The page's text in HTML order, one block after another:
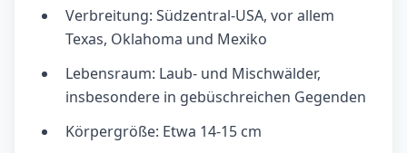
Verbreitung: Südzentral-USA, vor allem
Texas, Oklahoma und Mexiko
Lebensraum: Laub- und Mischwälder,
insbesondere in gebüschreichen Gegenden
Körpergröße: Etwa 14-15 cm